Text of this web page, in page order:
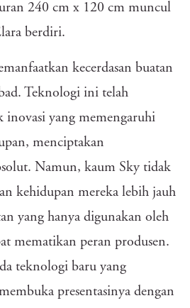
240 cm x 120 cm muncul
berdiri.
kecerdasan buatan
Teknologi ini telah
inovasi yang memengaruhi
menciptakan
Namun, kaum Sky tidak
kehidupan mereka lebih jauh
yang hanya digunakan oleh
mematikan peran produsen.
teknologi baru yang
presentasinya dengan